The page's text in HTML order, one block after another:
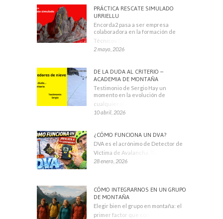
PRÁCTICA RESCATE SIMULADO
URRIELLU
Encorda2 pasa a ser empresa
colaboradora en la formación de
Técnicos Deportivos
2 mayo, 2026
DE LA DUDA AL CRITERIO –
ACADEMIA DE MONTAÑA
Testimonio de Sergio Hay un
momento en la evolución de
cualquier montañero
10 abril, 2026
¿CÓMO FUNCIONA UN DVA?
DVA es el acrónimo de Detector de
Víctima de Avalancha. También se
28 enero, 2026
CÓMO INTEGRARNOS EN UN GRUPO
DE MONTAÑA
Elegir bien el grupo en montaña: el
primer factor que condiciona tu